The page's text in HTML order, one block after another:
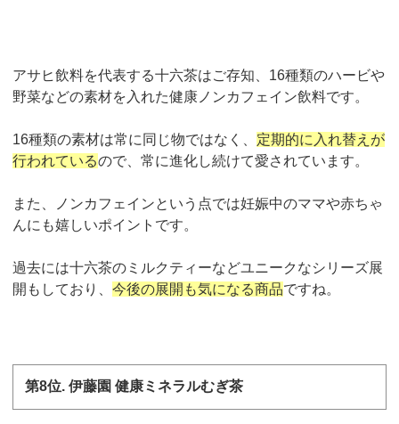
アサヒ飲料を代表する十六茶はご存知、 16種類のハービや
野菜などの素材を入れた健康ノンカフェイン飲料です。
16種類の素材は常に同じ物ではなく、 定期的に入れ替えが
行われているので、常に進化し続けて愛されています。
また、ノンカフェインという点では妊娠中のママや赤ちゃ
んにも嬉しいポイントです。
過去には十六茶のミルクティーなどユニークなシリーズ展
開もしており、今後の展開も気になる商品ですね。
第8位. 伊藤園 健康ミネラルむぎ茶